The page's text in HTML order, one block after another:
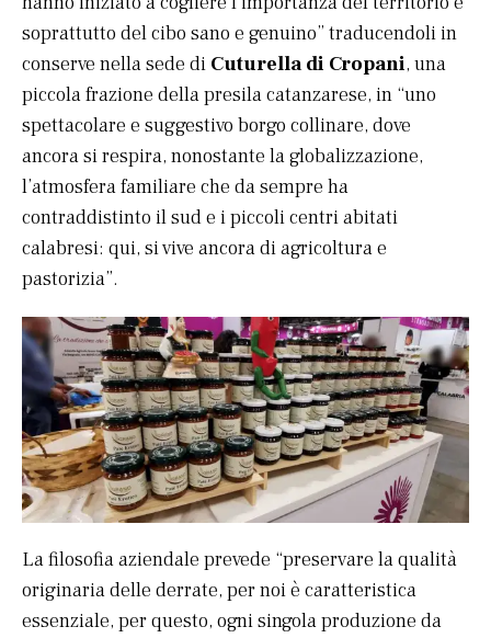
soprattutto del cibo sano e genuino” traducendoli in
conserve nella sede di Cuturella di Cropani, una
piccola frazione della presila catanzarese, in “uno
spettacolare e suggestivo borgo collinare, dove
ancora si respira, nonostante la globalizzazione,
l’atmosfera familiare che da sempre ha
contraddistinto il sud e i piccoli centri abitati
calabresi: qui, si vive ancora di agricoltura e
pastorizia”.
La filosofia aziendale prevede “preservare la qualità
originaria delle derrate, per noi è caratteristica
essenziale, per questo, ogni singola produzione da